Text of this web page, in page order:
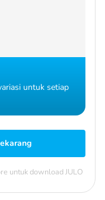
untuk setiap
untuk download JULO